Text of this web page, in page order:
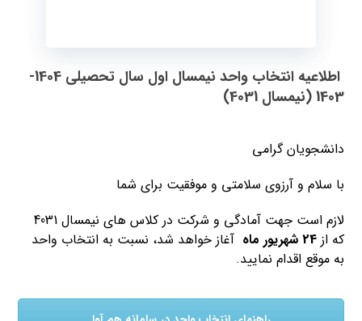
اطلاعیه انتخاب واحد نیمسال اول سال تحصیلی 1404-
1403 (نیمسال 4031)
دانشجویان گرامی
با سلام و آرزوی سلامتی و موفقیت برای شما
لازم است جهت آمادگی و شرکت در کلاس های نیمسال 4031
که از 24 شهریور ماه
آغاز خواهد شد، نسبت به انتخاب واحد
به موقع اقدام نمایید.